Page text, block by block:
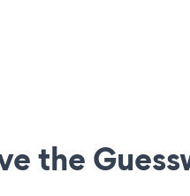
the